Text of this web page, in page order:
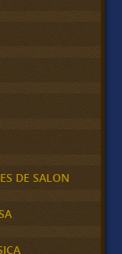
DE SALON